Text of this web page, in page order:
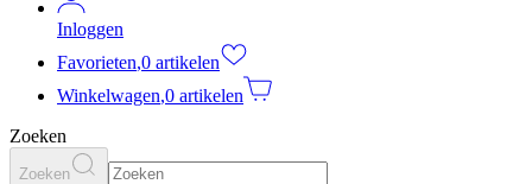
Inloggen
Favorieten,0 artikelen
Winkelwagen,0 artikelen
Zoeken
Zoeken